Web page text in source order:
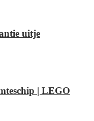
uitje
| LEGO